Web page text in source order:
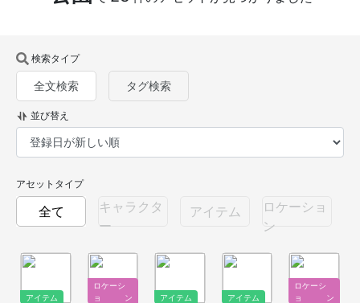
検索タイプ
全文検索 タグ検索
並び替え
アセットタイプ
全て
キャラクタ
ー
アイテム
ロケーショ
ン
アイテム
ロケーシ
ョン
アイテム アイテム
ロケーシ
ョン